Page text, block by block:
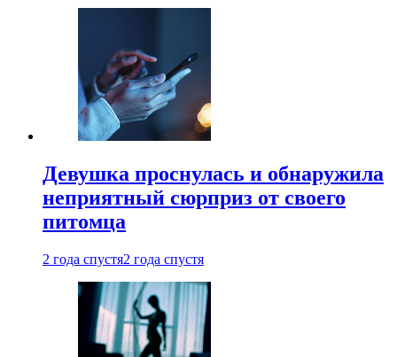
Девушка проснулась и обнаружила
неприятный сюрприз от своего
питомца
2 года спустя2 года спустя